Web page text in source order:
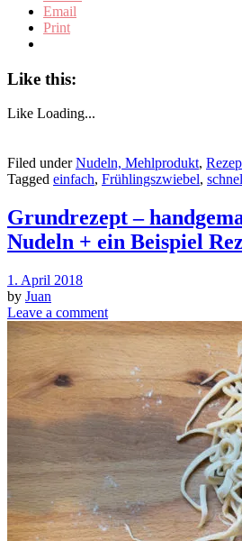
Email
Print
Like this:
Like Loading...
Filed underNudeln, Mehlprodukt,
Tagged einfach, Frühlingszwiebel,
Grundrezept –
Nudeln + ein Beispiel
1. April 2018
by Juan
Leave a comment